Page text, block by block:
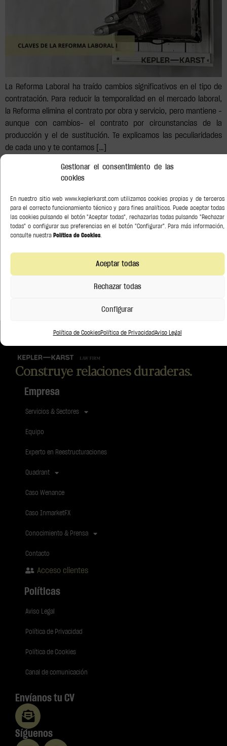
Gestionar el consentimiento de las
cookies
En nuestro sitio web www.keplerkarst.com utilizamos cookies propias y de terceros
para el correcto funcionamiento técnico y para fines analíticos. Puede aceptar todas
las cookies pulsando el botón "Aceptar todas", rechazarlas todas pulsando "Rechazar
todas" o configurar sus preferencias en el botón "Configurar". Para más información,
consulte nuestra Política de Cookies.
Aceptar todas
Rechazar todas
Configurar
Política de CookiesPolítica de PrivacidadAviso Legal
La Reforma Laboral ha traído cambios significativos en el tipo de
contratación. Para reducir la temporalidad en el mercado laboral,
la Reforma elimina el contrato por obra y servicio, pero mantiene –
aunque con cambios- el contrato por circunstancias de la
producción y el de sustitución. Te explicamos las peculiaridades
de cada uno y te contamos […]
Construye relaciones duraderas.
Empresa
Servicios & Sectores
Equipo
Experto en Reestructuraciones
Quadrant
Caso Wenance
Caso InmarketFX
Conocimiento & Prensa
Contacto
Acceso clientes
Políticas
Aviso Legal
Política de Privacidad
Política de Cookies
Canal de comunicación
Envíanos tu CV
Síguenos